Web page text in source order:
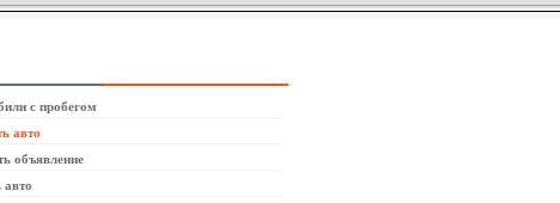
с пробегом
авто
объявление
авто